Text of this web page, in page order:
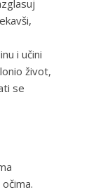
i učini
život,
se